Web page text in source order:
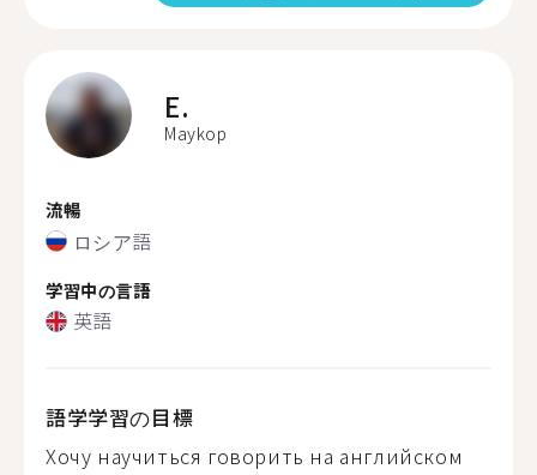
E.
Maykop
流暢
ロシア語
学習中の言語
英語
語学学習の目標
Хочу научиться говорить на английском